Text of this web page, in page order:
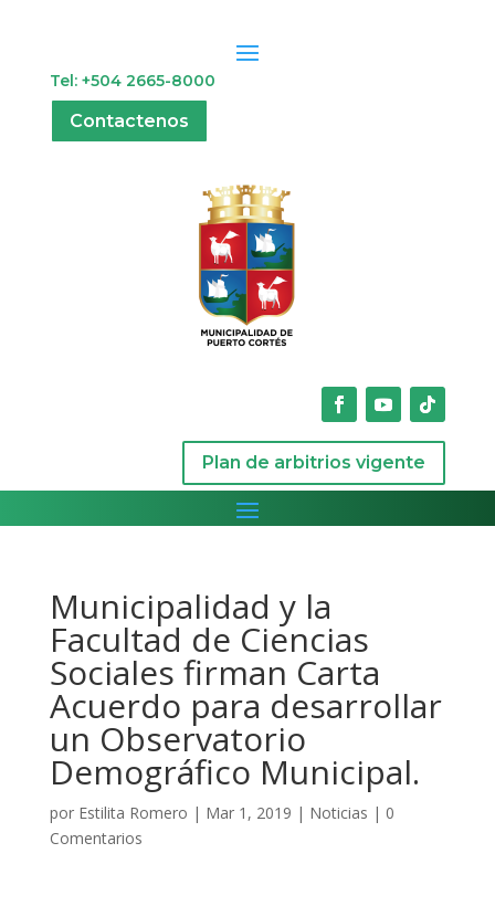
Tel: +504 2665-8000
Contactenos
Plan de arbitrios vigente
Municipalidad y la
Facultad de Ciencias
Sociales firman Carta
Acuerdo para desarrollar
un Observatorio
Demográfico Municipal.
por Estilita Romero | Mar 1, 2019 | Noticias | 0
Comentarios